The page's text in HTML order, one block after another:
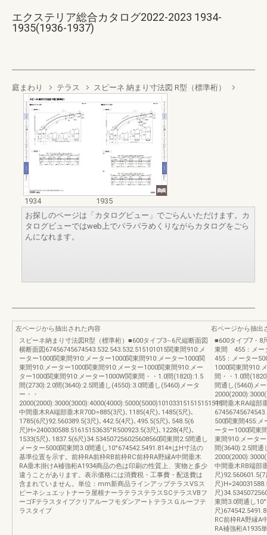
エクステリア総合カタログ2022-2023 1934-
1935(1936-1937)
庭まわり テラス スピーネ 納まり寸法図 R型（標準桁）
1934
1935
お探しのページは「カタログビュー」でごらんいただけます。カ
タログビューではweb上でパラパラめくりながらカタログをごら
んになれます。
左ページから抽出された内容
スピーネ納まり寸法図R型（標準桁）■600タイプ3∼6尺縦断面図
横断面図67456745674543.532.543.532.515101015関東間910:メ
ーター1000関東間910:メーター1000関東間910:メーター1000関
東間910:メーター1000関東間910:メーター1000関東間910:メー
ター1000関東間910:メーター1000W関東間・・1.0間(1820):1.5
間(2730):2.0間(3640):2.5間通し(4550):3.0間通し(5460)メータ
ー・・
2000(2000):3000(3000):4000(4000):5000(5000)101033151515151515
中間垂木RA端部垂木R70D=885(3尺)､1185(4尺)､1485(5尺)､
1785(6尺)92.560389.5(3尺)､442.5(4尺)､495.5(5尺)､548.5(6
尺)H=240030588.51615153635°R500923.5(3尺)､1228(4尺)､
1533(5尺)､1837.5(6尺)34.534507256025608560関東間2.5間通し
メーター5000関東間3.0間通し10°674542.5491.814※はH寸法の
基準位置を示す。前枠RA前枠RB前枠RC前枠RA野縁A中間垂木
RA垂木掛けA補強桁A1934商品の色は印刷の性質上、実物と多少
違うことがあります。表示価格には消費税・工事費・配送費は
含まれていません。単位：mm新商品ラインアップテラスVSス
ピーネシュエットナーラ屋根ナーラテラステラスSCテラスVBフ
ーゴFテラスタイプクリアルーフモダンアートテラスＧルーフテ
ラスタイプ
右ページから抽出
■600タイプ7・8
東間 455：メー
455：メーター
1000関東間910:
間・・1.0間
間通し(5460)メ
中間垂木RA端部
500関東間455:メ
ーター1000関東
東間910:メータ
間(3640):2.5間通
中間垂木RB端部
尺
尺
尺
東間3.0間通し
尺
RC前枠RA野縁A
RA補強桁A1935